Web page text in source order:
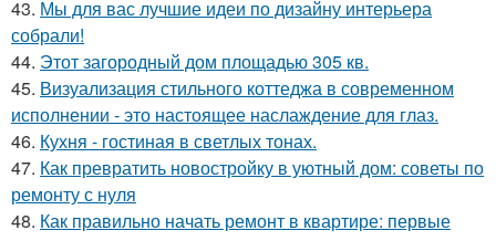
43. Мы для вас лучшие идеи по дизайну интерьера
собрали!
44. Этот загородный дом площадью 305 кв.
45. Визуализация стильного коттеджа в современном
исполнении - это настоящее наслаждение для глаз.
46. Кухня - гостиная в светлых тонах.
47. Как превратить новостройку в уютный дом: советы по
ремонту с нуля
48. Как правильно начать ремонт в квартире: первые